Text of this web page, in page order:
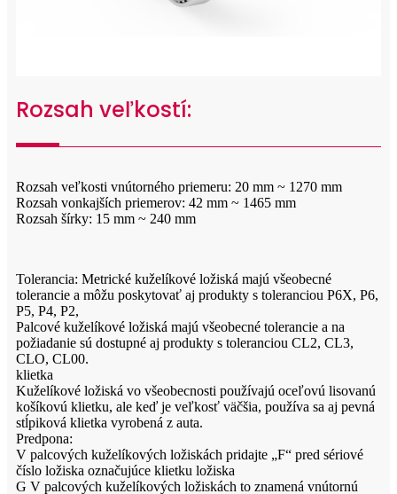
Rozsah veľkostí:
Rozsah veľkosti vnútorného priemeru: 20 mm ~ 1270 mm
Rozsah vonkajších priemerov: 42 mm ~ 1465 mm
Rozsah šírky: 15 mm ~ 240 mm
Tolerancia: Metrické kuželíkové ložiská majú všeobecné
tolerancie a môžu poskytovať aj produkty s toleranciou P6X, P6,
P5, P4, P2,
Palcové kuželíkové ložiská majú všeobecné tolerancie a na
požiadanie sú dostupné aj produkty s toleranciou CL2, CL3,
CLO, CL00.
klietka
Kuželíkové ložiská vo všeobecnosti používajú oceľovú lisovanú
košíkovú klietku, ale keď je veľkosť väčšia, používa sa aj pevná
stĺpiková klietka vyrobená z auta.
Predpona:
V palcových kuželíkových ložiskách pridajte „F“ pred sériové
číslo ložiska označujúce klietku ložiska
G V palcových kuželíkových ložiskách to znamená vnútornú